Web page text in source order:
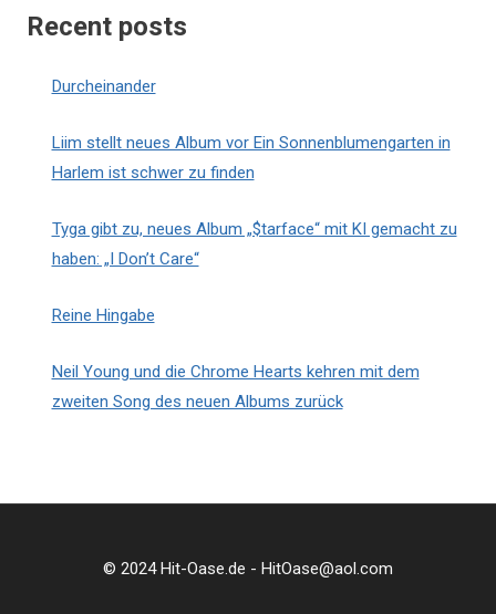
Recent posts
Durcheinander
Liim stellt neues Album vor Ein Sonnenblumengarten in
Harlem ist schwer zu finden
Tyga gibt zu, neues Album „$tarface“ mit KI gemacht zu
haben: „I Don’t Care“
Reine Hingabe
Neil Young und die Chrome Hearts kehren mit dem
zweiten Song des neuen Albums zurück
© 2024 Hit-Oase.de - HitOase@aol.com